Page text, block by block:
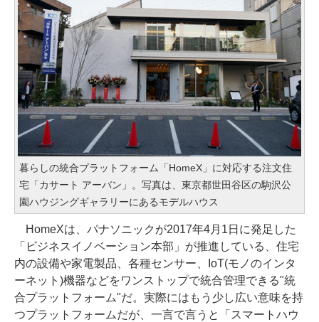
暮らしの統合プラットフォーム「HomeX」に対応する注文住
宅「カサート アーバン」。写真は、東京都世田谷区の駒沢公
園ハウジングギャラリーにあるモデルハウス
HomeXは、パナソニックが2017年4月1日に発足した
「ビジネスイノベーション本部」が推進している、住宅
内の設備や家電製品、各種センサー、IoT(モノのインタ
ーネット)機器などをワンストップで統合管理できる"統
合プラットフォーム"だ。実際にはもう少し広い意味を持
つプラットフォームだが、一言で言うと「スマートハウ